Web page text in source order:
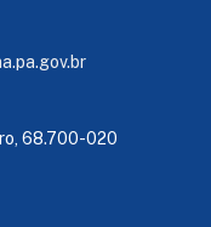
gov.br
68.700-020